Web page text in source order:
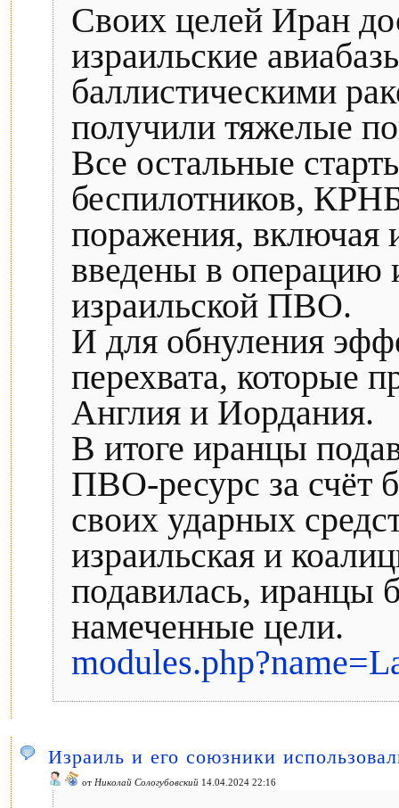
Своих целей Иран
израильские
баллистическими
получили тяжелые
Все остальные
беспилотников,
поражения, включая
введены в операцию
израильской ПВО.
И для обнуления
перехвата, которые
Англия и Иордания.
В итоге иранцы
ПВО-ресурс за счёт
своих ударных
израильская и
подавилась, иранцы
намеченные цели.
Израиль и его союзники
от Николай Сологубовский 14.04.2024 22:16